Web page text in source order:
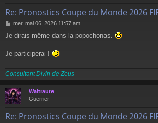
Re: Pronostics Coupe du Monde 2026
M
s
a
mer. mai 06, 2026 11:57 am
Je dirais même dans la popochonas.
Je participerai !
Consultant Divin de Zeus
Waltraute
Guerrier
Re: Pronostics Coupe du Monde 2026